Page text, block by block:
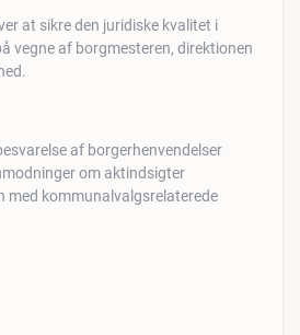
at sikre den juridiske kvalitet i
vegne af borgmesteren, direktionen
af borgerhenvendelser
om aktindsigter
med kommunalvalgsrelaterede